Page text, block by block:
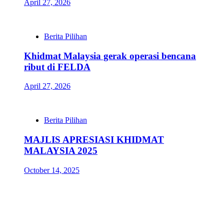
April 27, 2026
Berita Pilihan
Khidmat Malaysia gerak operasi bencana
ribut di FELDA
April 27, 2026
Berita Pilihan
MAJLIS APRESIASI KHIDMAT
MALAYSIA 2025
October 14, 2025